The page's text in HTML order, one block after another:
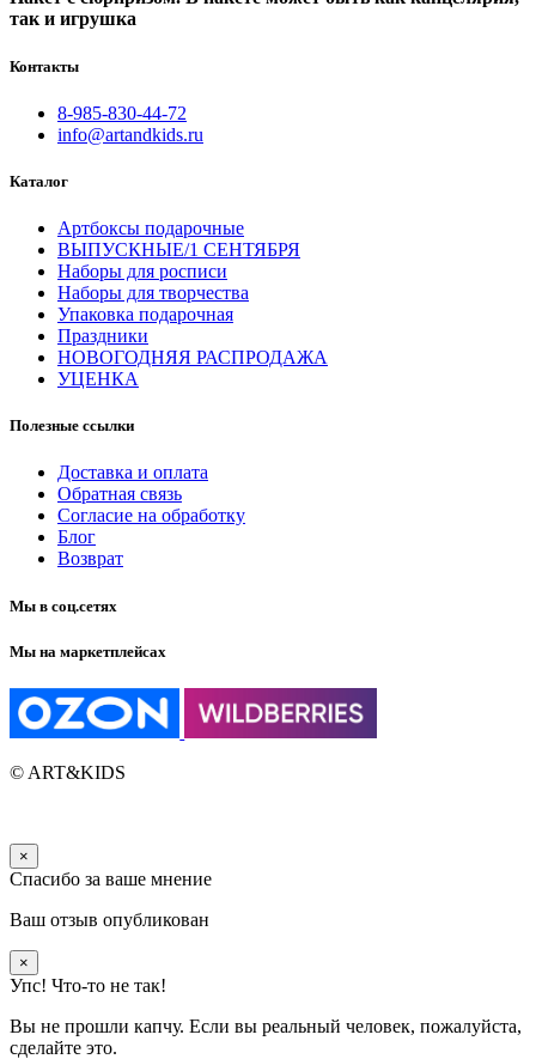
так и игрушка
Контакты
8-985-830-44-72
info@artandkids.ru
Каталог
Артбоксы подарочные
ВЫПУСКНЫЕ/1 СЕНТЯБРЯ
Наборы для росписи
Наборы для творчества
Упаковка подарочная
Праздники
НОВОГОДНЯЯ РАСПРОДАЖА
УЦЕНКА
Полезные ссылки
Доставка и оплата
Обратная связь
Согласие на обработку
Блог
Возврат
Мы в соц.сетях
Мы на маркетплейсах
© ART&KIDS
×
Спасибо за ваше мнение
Ваш отзыв опубликован
×
Упс! Что-то не так!
Вы не прошли капчу. Если вы реальный человек, пожалуйста,
сделайте это.